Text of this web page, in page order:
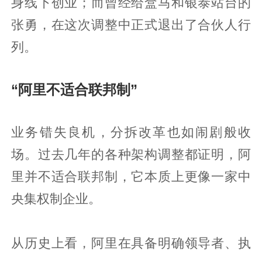
身线下创业；而曾经给盒马和银泰站台的
张勇，在这次调整中正式退出了合伙人行
列。
“阿里不适合联邦制”
业务错失良机，分拆改革也如闹剧般收
场。过去几年的各种架构调整都证明，阿
里并不适合联邦制，它本质上更像一家中
央集权制企业。
从历史上看，阿里在具备明确领导者、执